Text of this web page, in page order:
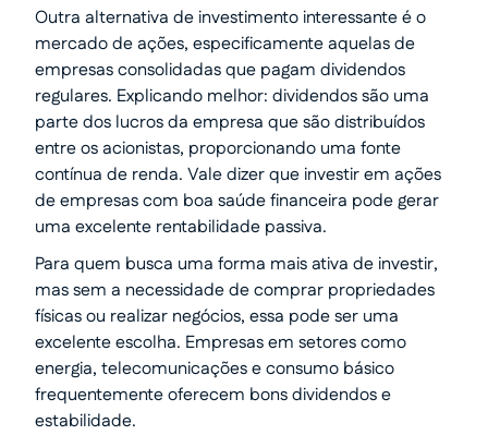
Outra alternativa de investimento interessante é o
mercado de ações, especificamente aquelas de
empresas consolidadas que pagam dividendos
regulares. Explicando melhor: dividendos são uma
parte dos lucros da empresa que são distribuídos
entre os acionistas, proporcionando uma fonte
contínua de renda. Vale dizer que investir em ações
de empresas com boa saúde financeira pode gerar
uma excelente rentabilidade passiva.
Para quem busca uma forma mais ativa de investir,
mas sem a necessidade de comprar propriedades
físicas ou realizar negócios, essa pode ser uma
excelente escolha. Empresas em setores como
energia, telecomunicações e consumo básico
frequentemente oferecem bons dividendos e
estabilidade.